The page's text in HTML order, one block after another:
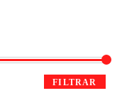
FILTRAR